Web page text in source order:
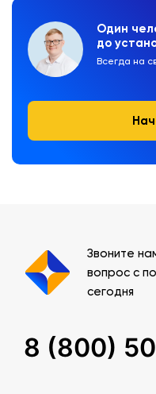
Один
до
Всегда на
Звоните
вопрос с
сегодня
8 (800)